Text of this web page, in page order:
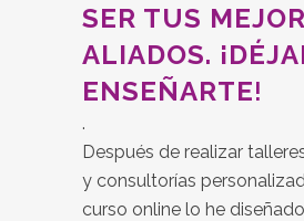
SER TUS
ALIADOS.
ENSEÑARTE!
.
Después de realizar
y consultorías
curso online lo he diseñado